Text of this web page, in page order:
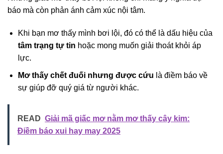
báo mà còn phản ánh cảm xúc nội tâm.
Khi bạn mơ thấy mình bơi lội, đó có thể là dấu hiệu của
tâm trạng tự tin hoặc mong muốn giải thoát khỏi áp
lực.
Mơ thấy chết đuối nhưng được cứu là điềm báo về
sự giúp đỡ quý giá từ người khác.
READ Giải mã giấc mơ nằm mơ thấy cây kim:
Điềm báo xui hay may 2025